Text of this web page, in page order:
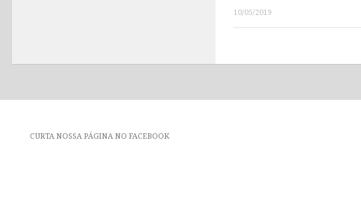
10/05/2019
CURTA NOSSA PÁGINA NO FACEBOOK